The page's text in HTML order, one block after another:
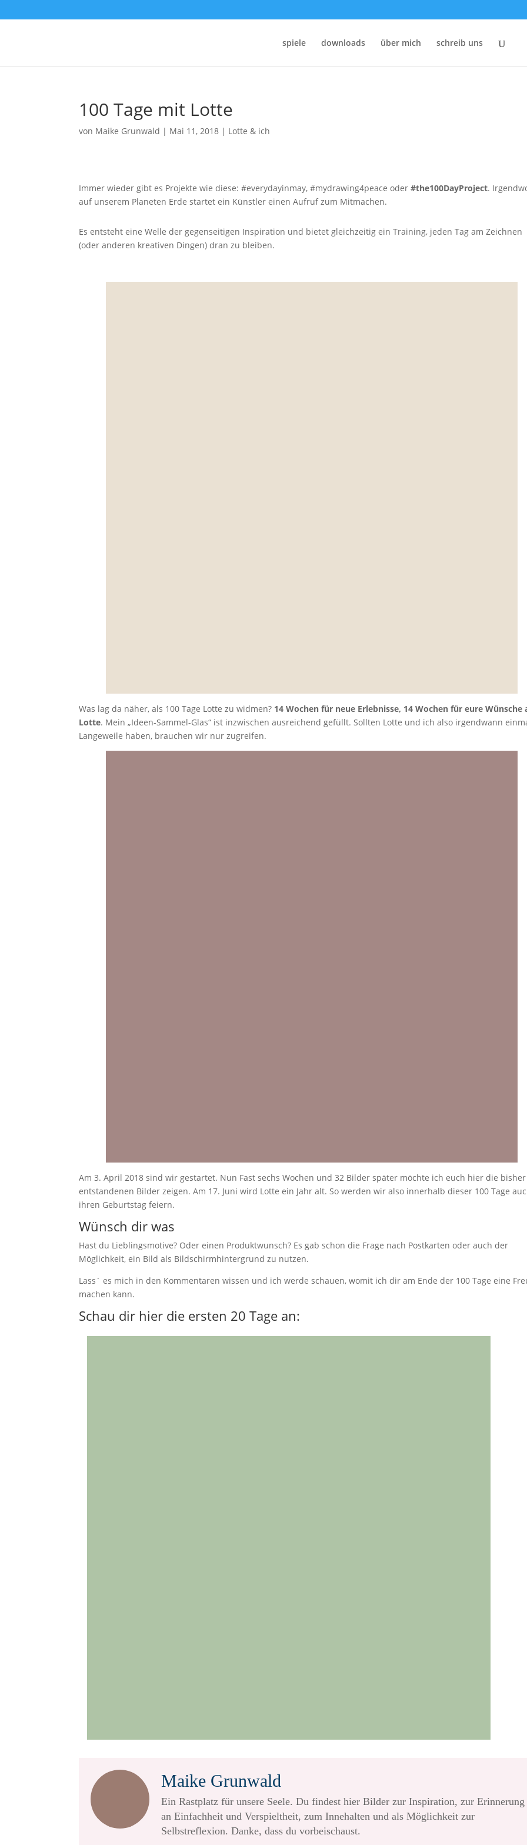
spiele downloads über mich schreib uns
100 Tage mit Lotte
von Maike Grunwald | Mai 11, 2018 | Lotte & ich
Immer wieder gibt es Projekte wie diese: #everydayinmay, #mydrawing4peace oder#the100DayProject.
auf unserem Planeten Erde startet ein Künstler einen Aufruf zum Mitmachen.
Es entsteht eine Welle der gegenseitigen Inspiration und bietet gleichzeitig ein Training, jeden Tag am Zeichnen
(oder anderen kreativen Dingen) dran zu bleiben.
Was lag da näher, als 100 Tage Lotte zu widmen? 14 Wochen für neue Erlebnisse, 14 Wochen für eure Wünsche
Lotte. Mein „Ideen-Sammel-Glas“ ist inzwischen ausreichend gefüllt. Sollten Lotte und ich also irgendwann
Langeweile haben, brauchen wir nur zugreifen.
Am 3. April 2018 sind wir gestartet. Nun Fast sechs Wochen und 32 Bilder später möchte ich euch hier die bisher
entstandenen Bilder zeigen. Am 17. Juni wird Lotte ein Jahr alt. So werden wir also innerhalb dieser 100 Tage
ihren Geburtstag feiern.
Wünsch dir was
Hast du Lieblingsmotive? Oder einen Produktwunsch? Es gab schon die Frage nach Postkarten oder auch der
Möglichkeit, ein Bild als Bildschirmhintergrund zu nutzen.
Lass´ es mich in den Kommentaren wissen und ich werde schauen, womit ich dir am Ende der 100 Tage eine
machen kann.
Schau dir hier die ersten 20 Tage an:
Maike Grunwald
Ein Rastplatz für unsere Seele. Du findest hier Bilder zur Inspiration, zur Erinnerung
an Einfachheit und Verspieltheit, zum Innehalten und als Möglichkeit zur
Selbstreflexion. Danke, dass du vorbeischaust.